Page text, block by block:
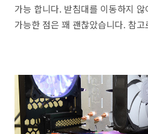
가능 합니다. 받침대를 이동하지
가능한 점은 꽤 괜찮았습니다. 참